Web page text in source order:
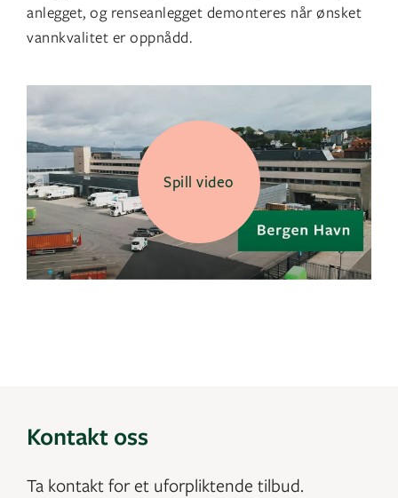
anlegget, og renseanlegget demonteres når ønsket
vannkvalitet er oppnådd.
Spill video
Kontakt oss
Ta kontakt for et uforpliktende tilbud.